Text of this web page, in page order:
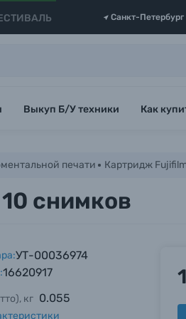
Санкт-Петербург
Выкуп Б/У техники Как
печати Картридж
снимков
УТ-00036974
16620917
кг 0.055